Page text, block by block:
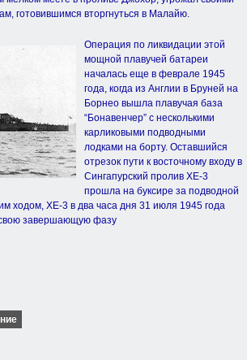
готовившимся вторгнуться в Малайю.
Операция по ликвидации этой
мощной плавучей батареи
началась еще в феврале 1945
года, когда из Англии в Бруней на
Борнео вышла плавучая база
“Бонавенчер” с несколькими
карликовыми подводными
лодками на борту. Оставшийся
отрезок пути к восточному входу в
Сингапурский пролив ХЕ-3
прошла на буксире за подводной
ходом, ХЕ-3 в два часа дня 31 июля 1945 года
свою завершающую фазу